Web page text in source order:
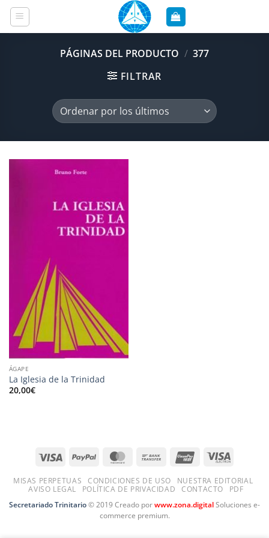
Saltar
contenido
PÁGINAS DEL PRODUCTO / 377
FILTRAR
ÁGAPE
La Iglesia de la Trinidad
20,00€
Visa PayPal MasterCardBank
UnionPayVisa
MISAS PERPETUAS CONDICIONES DE USO
NUESTRA EDITORIAL
AVISO LEGAL
POLÍTICA DE PRIVACIDAD CONTACTO PDF
Secretariado Trinitario © 2019 Creado por www.zona.digital Soluciones e-
commerce premium.